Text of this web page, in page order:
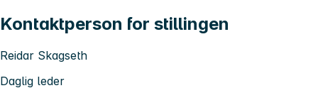
Kontaktperson for stillingen
Reidar Skagseth
Daglig leder